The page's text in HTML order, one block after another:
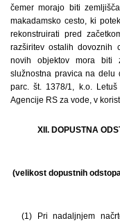
čemer morajo biti
makadamsko cesto, ki
rekonstruirati pred
razširitev ostalih dovoznih
novih objektov mora biti
služnostna pravica na delu
parc. št. 1378/1, k.o.
Agencije RS za vode, v
XII. DOPUSTNA
(velikost dopustnih
(1) Pri nadaljnjem